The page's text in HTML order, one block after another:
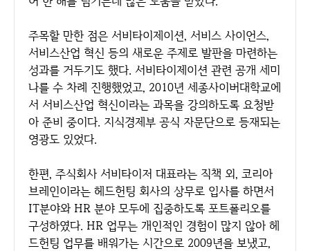
주목할 만한 점은 서비타이제이션, 서비스 사이언스,
서비스산업 혁신 등의 새로운 주제로 발판을 마련하는
성과를 거두기도 했다. 서비타이제이션 관련 공개 세미
나를 수 차례 진행했었고, 2010년 세종사이버대학교에
서 서비스산업 혁신이라는 과목을 강의하도록 요청받
아 준비 중이다. 지식경제부 공식 자문단으로 등재되는
영광도 있었다.
한편, 주식회사 서비타이저 대표라는 직책 외, 코리아
브레인이라는 헤드헌팅 회사의 상무로 입사를 하면서
IT분야와 HR 분야 모두에 집중하도록 포트폴리오를
구성하였다. HR 업무는 개인적인 경험이 많지 않아 헤
드헌팅 업무를 배워가는 시간으로 2009년을 보냈고,